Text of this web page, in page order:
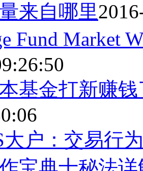
来自哪里
Fund Market
基金打新赚
户：交易行